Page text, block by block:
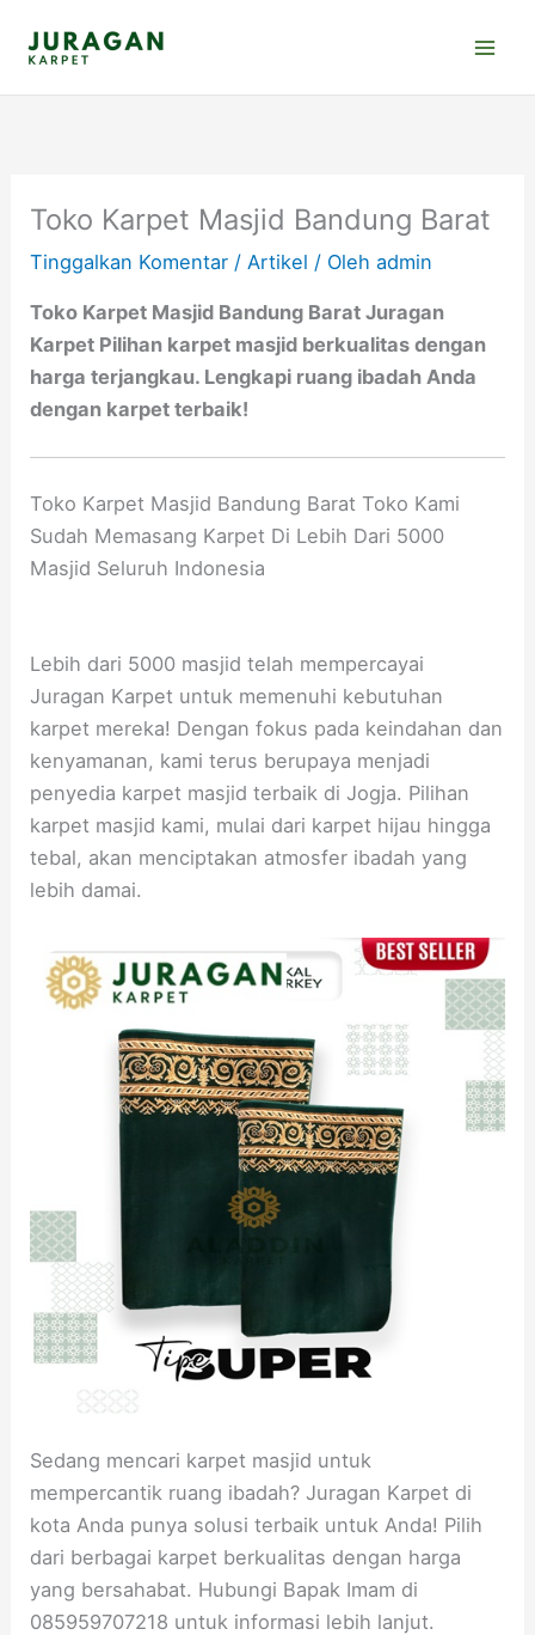
Toko Karpet Masjid Bandung Barat
Tinggalkan Komentar /Artikel / Olehadmin
Toko Karpet Masjid Bandung Barat Juragan
Karpet Pilihan karpet masjid berkualitas dengan
harga terjangkau. Lengkapi ruang ibadah Anda
dengan karpet terbaik!
Toko Karpet Masjid Bandung Barat Toko Kami
Sudah Memasang Karpet Di Lebih Dari 5000
Masjid Seluruh Indonesia
Lebih dari 5000 masjid telah mempercayai
Juragan Karpet untuk memenuhi kebutuhan
karpet mereka! Dengan fokus pada keindahan dan
kenyamanan, kami terus berupaya menjadi
penyedia karpet masjid terbaik di Jogja. Pilihan
karpet masjid kami, mulai dari karpet hijau hingga
tebal, akan menciptakan atmosfer ibadah yang
lebih damai.
Sedang mencari karpet masjid untuk
mempercantik ruang ibadah? Juragan Karpet di
kota Anda punya solusi terbaik untuk Anda! Pilih
dari berbagai karpet berkualitas dengan harga
yang bersahabat. Hubungi Bapak Imam di
085959707218 untuk informasi lebih lanjut.